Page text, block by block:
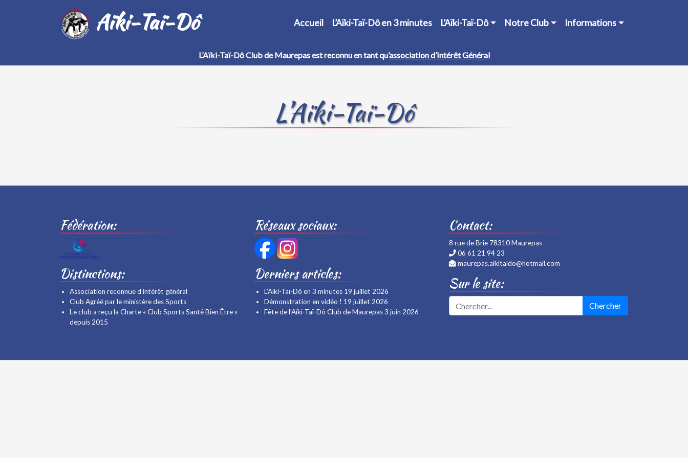
Aïki-Taï-Dô Accueil L’Aïki-Taï-Dô en 3 minutes L’Aïki-Taï-Dô Notre Club Informations
L’Aïki-Taï-Dô Club de Maurepas est reconnu en tant qu’association d’Intérêt Général
L’Aïki-Taï-Dô
Fédération:
Distinctions:
Association reconnue d’intérêt général
Club Agréé par le ministère des Sports
Le club a reçu la Charte « Club Sports Santé Bien Être »
depuis 2015
Réseaux sociaux:
Derniers articles:
L’Aïki-Taï-Dô en 3 minutes 19 juillet 2026
Démonstration en vidéo ! 19 juillet 2026
Fête de l’Aïki-Taï-Dô Club de Maurepas3 juin 2026
Contact:
8 rue de Brie 78310 Maurepas
06 61 21 94 23
maurepas.aikitaido@hotmail.com
Sur le site:
Chercher